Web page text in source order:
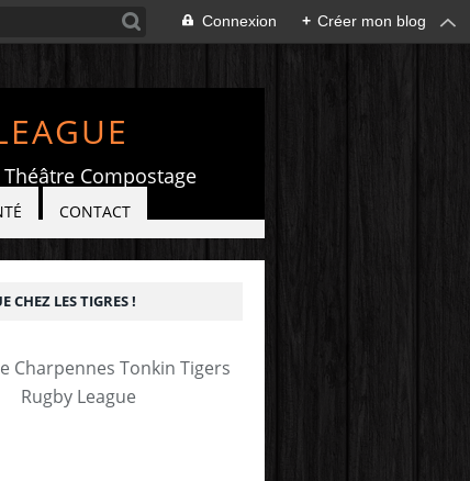
Connexion + Créer mon blog
Compostage
CONTACT
CHEZ LES TIGRES !